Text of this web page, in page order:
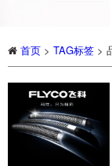
首页 > TAG标签 >